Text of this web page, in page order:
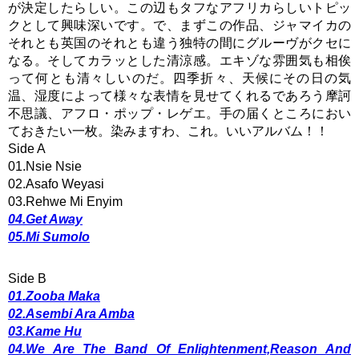
が決定したらしい。この辺もタフなアフリカらしいトピッ
クとして興味深いです。で、まずこの作品、ジャマイカの
それとも英国のそれとも違う独特の間にグルーヴがクセに
なる。そしてカラッとした清涼感。エキゾな雰囲気も相俟
って何とも清々しいのだ。四季折々、天候にその日の気
温、湿度によって様々な表情を見せてくれるであろう摩訶
不思議、アフロ・ポップ・レゲエ。手の届くところにおい
ておきたい一枚。染みますわ、これ。いいアルバム！！
Side A
01.Nsie Nsie
02.Asafo Weyasi
03.Rehwe Mi Enyim
04.Get Away
05.Mi Sumolo
Side B
01.Zooba Maka
02.Asembi Ara Amba
03.Kame Hu
04.We Are The Band Of Enlightenment,Reason And